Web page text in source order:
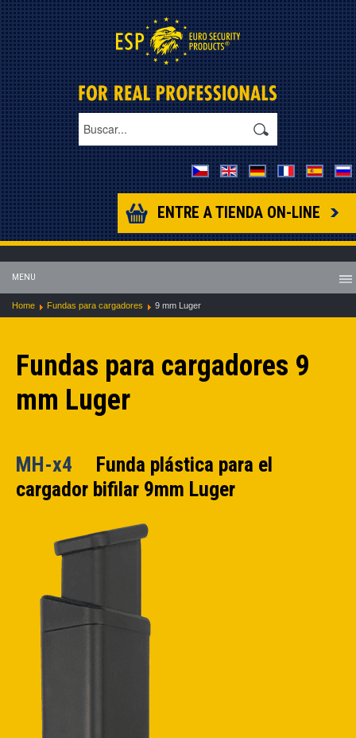
ENTRE A TIENDA ON-LINE
MENU
Home Fundas para cargadores 9 mm Luger
Fundas para cargadores 9
mm Luger
MH-x4 Funda plástica para el
cargador bifilar 9mm Luger